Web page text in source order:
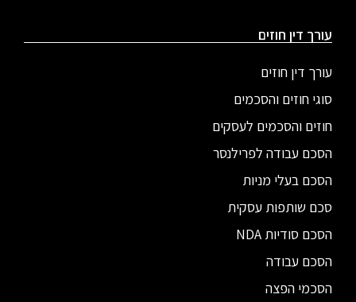
עורך דין חוזים
עורך דין חוזים
סוגי חוזים והסכמים
חוזים והסכמים לעסקים
הסכם עבודה לפרילנסר
הסכם בעלי מניות
סכם שותפות עסקית
הסכם סודיות NDA
הסכם עבודה
הסכמי הפצה